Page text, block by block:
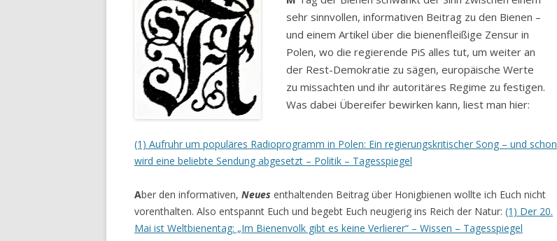
sehr sinnvollen, informativen Beitrag zu den Bienen –
und einem Artikel über die bienenfleißige Zensur in
Polen, wo die regierende PiS alles tut, um weiter an
der Rest-Demokratie zu sägen, europäische Werte
zu missachten und ihr autoritäres Regime zu festigen.
Was dabei Übereifer bewirken kann, liest man hier:
(1) Aufruhr um populäres Radioprogramm in Polen: Ein regierungskritischer Song – und schon
wird eine beliebte Sendung abgesetzt – Politik – Tagesspiegel
Aber den informativen, Neues enthaltenden Beitrag über Honigbienen wollte ich Euch nicht
vorenthalten. Also entspannt Euch und begebt Euch neugierig ins Reich der Natur: (1) Der 20.
Mai ist Weltbienentag: „Im Bienenvolk gibt es keine Verlierer“ – Wissen – Tagesspiegel